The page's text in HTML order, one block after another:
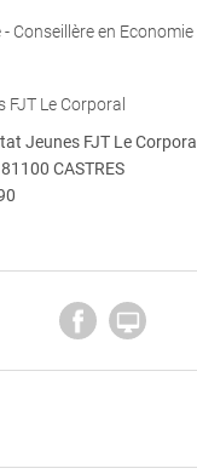
Conseillère en Economie
Le Corporal
Jeunes FJT Le Corporal
CASTRES
